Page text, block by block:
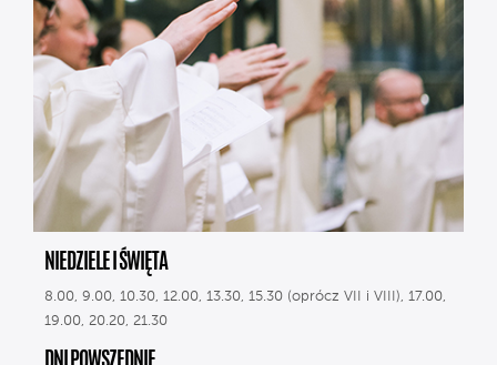
NIEDZIELE I ŚWIĘTA
8.00, 9.00, 10.30, 12.00, 13.30, 15.30 (oprócz VII i VIII), 17.00,
19.00, 20.20, 21.30